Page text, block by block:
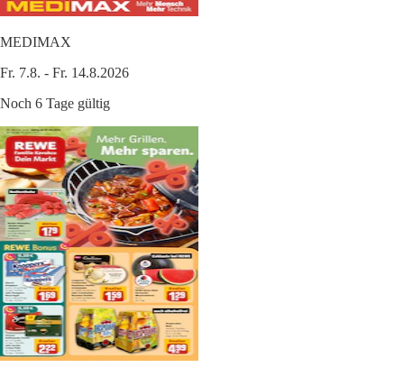
MEDIMAX
Fr. 7.8. - Fr. 14.8.2026
Noch 6 Tage gültig